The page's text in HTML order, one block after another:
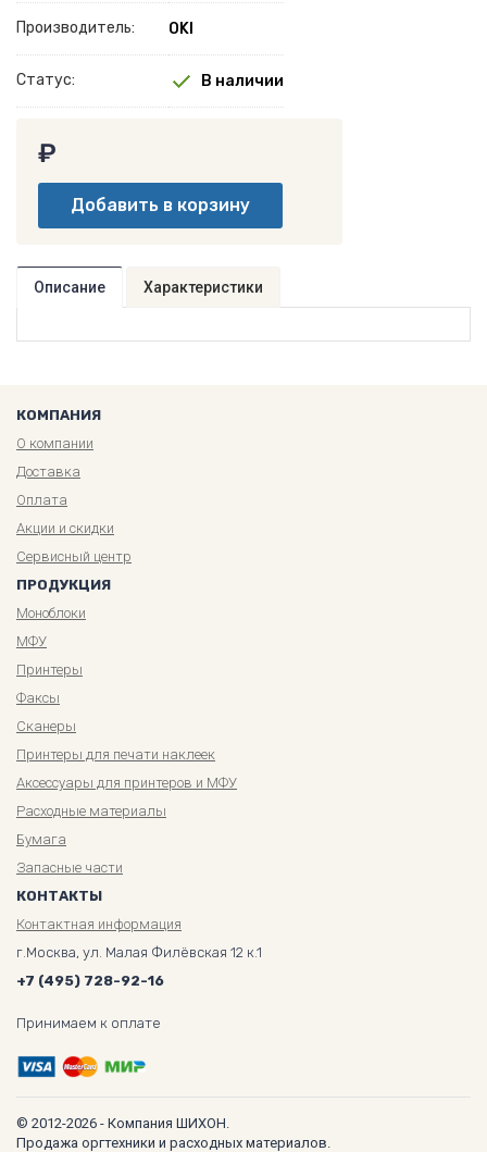
Производитель: OKI
Статус: В наличии
₽
Описание Характеристики
КОМПАНИЯ
О компании
Доставка
Оплата
Акции и скидки
Сервисный центр
ПРОДУКЦИЯ
Моноблоки
МФУ
Принтеры
Факсы
Сканеры
Принтеры для печати наклеек
Аксессуары для принтеров и МФУ
Расходные материалы
Бумага
Запасные части
КОНТАКТЫ
Контактная информация
г.Москва, ул. Малая Филёвская 12 к.1
+7 (495) 728-92-16
Принимаем к оплате
© 2012-2026 - Компания ШИХОН.
Продажа оргтехники и расходных материалов.